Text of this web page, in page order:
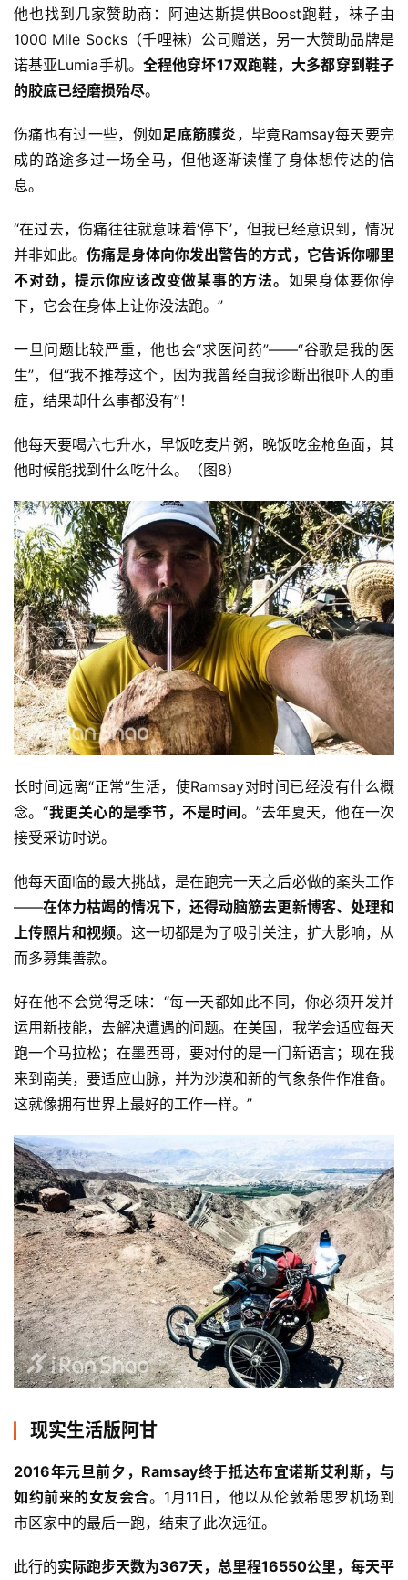
他也找到几家赞助商：阿迪达斯提供Boost跑鞋，袜子由
1000 Mile Socks（千哩袜）公司赠送，另一大赞助品牌是
诺基亚Lumia手机。 全程他穿坏17双跑鞋，大多都穿到鞋子
的胶底已经磨损殆尽。
伤痛也有过一些，例如足底筋膜炎，毕竟Ramsay每天要完
成的路途多过一场全马，但他逐渐读懂了身体想传达的信
息。
“在过去，伤痛往往就意味着‘停下’，但我已经意识到，情况
并非如此。伤痛是身体向你发出警告的方式，它告诉你哪里
不对劲，提示你应该改变做某事的方法。 如果身体要你停
下，它会在身体上让你没法跑。”
一旦问题比较严重，他也会“求医问药”——“谷歌是我的医
生”，但“我不推荐这个，因为我曾经自我诊断出很吓人的重
症，结果却什么事都没有”！
他每天要喝六七升水，早饭吃麦片粥，晚饭吃金枪鱼面，其
他时候能找到什么吃什么。（图8）
长时间远离“正常”生活，使Ramsay对时间已经没有什么概
念。“我更关心的是季节，不是时间。”去年夏天，他在一次
接受采访时说。
他每天面临的最大挑战，是在跑完一天之后必做的案头工作
——在体力枯竭的情况下，还得动脑筋去更新博客、处理和
上传照片和视频。这一切都是为了吸引关注，扩大影响，从
而多募集善款。
好在他不会觉得乏味：“每一天都如此不同，你必须开发并
运用新技能，去解决遭遇的问题。在美国，我学会适应每天
跑一个马拉松；在墨西哥，要对付的是一门新语言；现在我
来到南美，要适应山脉，并为沙漠和新的气象条件作准备。
这就像拥有世界上最好的工作一样。”
现实生活版阿甘
2016年元旦前夕，Ramsay终于抵达布宜诺斯艾利斯，与
如约前来的女友会合。1月11日，他以从伦敦希思罗机场到
市区家中的最后一跑，结束了此次远征。
此行的实际跑步天数为367天，总里程16550公里，每天平